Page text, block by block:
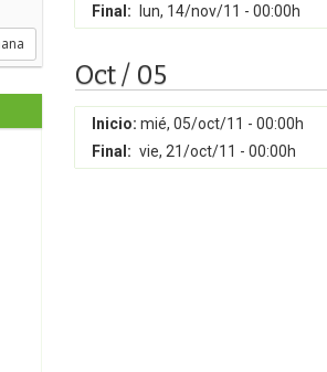
Final:
lun, 14/nov/11 - 00:00h
Oct / 05
Inicio: mié, 05/oct/11 - 00:00h
Final: vie, 21/oct/11 - 00:00h